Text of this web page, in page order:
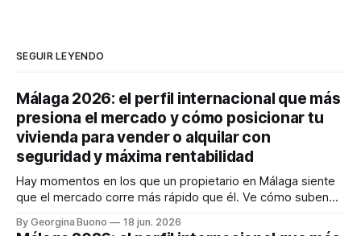
SEGUIR LEYENDO
Málaga 2026: el perfil internacional que más
presiona el mercado y cómo posicionar tu
vivienda para vender o alquilar con
seguridad y máxima rentabilidad
Hay momentos en los que un propietario en Málaga siente
que el mercado corre más rápido que él. Ve cómo suben
compradores e inquilinos internacionales con expectativas
By Georgina Buono 18 jun. 2026